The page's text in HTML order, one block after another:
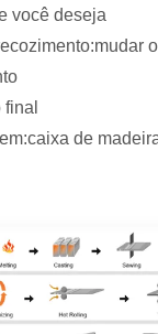
você deseja
o
de